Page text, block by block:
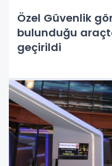
Özel Güvenlik
bulunduğu
geçirildi